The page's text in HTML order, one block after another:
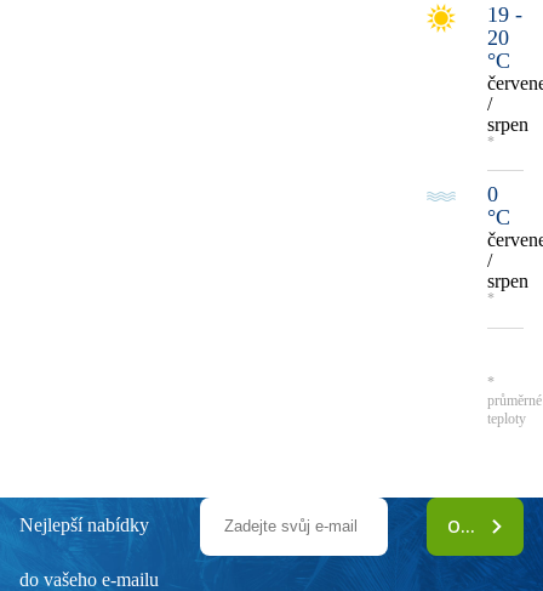
19 -
20
°C
/
srpen
*
0
°C
/
srpen
*
*
průměrné
teploty
Nejlepší nabídky
do vašeho e-mailu
ODEBÍRAT